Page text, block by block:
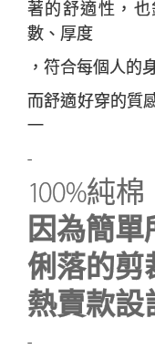
著的舒適性，
數、厚度
，符合每個人的
而舒適好穿的質
一
-
100%純
因為簡單
俐落的剪
熱賣款設
-